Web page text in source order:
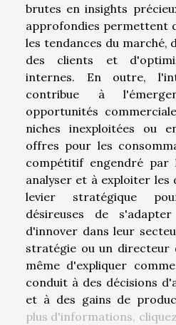
brutes en insights
approfondies permettent
les tendances du marché,
des clients et
internes. En outre,
contribue à
opportunités
niches inexploitées ou
offres pour les
compétitif engendré par
analyser et à exploiter les
levier stratégique
désireuses de
d'innover dans leur
stratégie ou un directeur
même d'expliquer
conduit à des décisions
et à des gains de
plus d'informations,